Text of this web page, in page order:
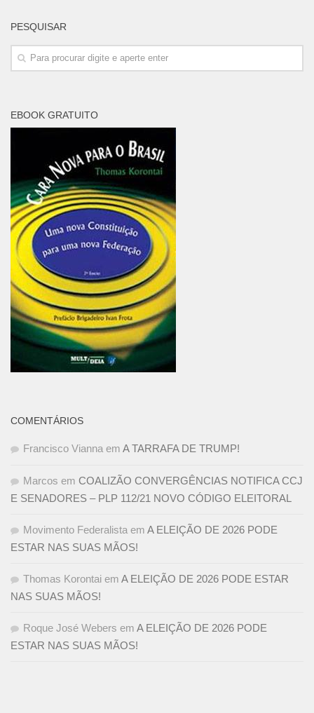
PESQUISAR
EBOOK GRATUITO
COMENTÁRIOS
Francisco Vianna em A TARRAFA DE TRUMP!
Marcos em COALIZÃO CONVERGÊNCIAS NOTIFICA CCJ
E SENADORES – PLP 112/21 NOVO CÓDIGO ELEITORAL
Movimento Federalista em A ELEIÇÃO DE 2026 PODE
ESTAR NAS SUAS MÃOS!
Thomas Korontai em A ELEIÇÃO DE 2026 PODE ESTAR
NAS SUAS MÃOS!
Roque José Webers em A ELEIÇÃO DE 2026 PODE
ESTAR NAS SUAS MÃOS!